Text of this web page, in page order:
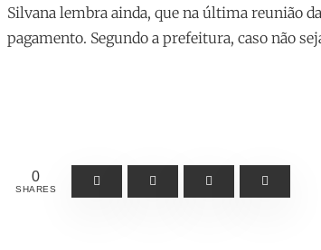
Silvana lembra ainda, que na última reunião
pagamento. Segundo a prefeitura, caso não
0
SHARES